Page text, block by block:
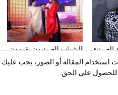
الشباب الصينيون يقيمون
حفل الزفاف وفقا لطريقة
"أسرة هان"
الصينية
استخدام المقالة أو الصور، يجب عليك
للحصول على الحق.